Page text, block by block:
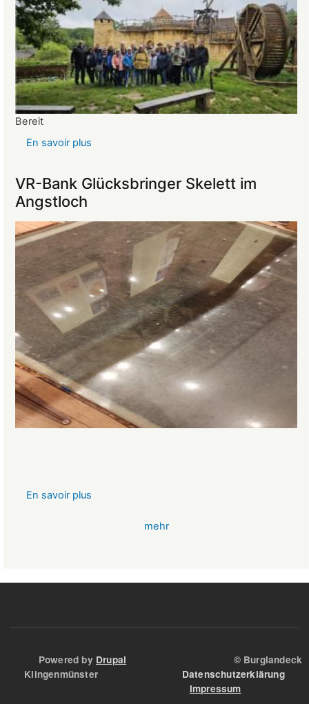
Bereit
En savoir plus
ins
Mittelalter
die
Teilnehmer:innen
VR-Bank Glücksbringer Skelett im
Angstloch
En savoir plus
mehr
Powered by Drupal © Burglandeck
Klingenmünster Datenschutzerklärung
Impressum